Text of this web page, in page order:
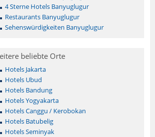
4 Sterne Hotels Banyuglugur
Restaurants Banyuglugur
Sehenswürdigkeiten Banyuglugur
beliebte Orte
Hotels Jakarta
Hotels Ubud
Hotels Bandung
Hotels Yogyakarta
Hotels Canggu / Kerobokan
Hotels Batubelig
Hotels Seminyak